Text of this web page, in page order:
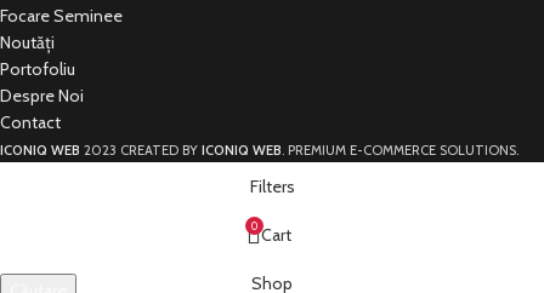
Focare Seminee
Noutăți
Portofoliu
Despre Noi
Contact
ICONIQ WEB 2023 CREATED BY ICONIQ WEB. PREMIUM E-COMMERCE SOLUTIONS.
Filters
0 Cart
Shop